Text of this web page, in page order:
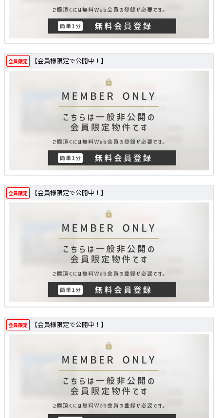
会員限定 【会員様限定で公開中！】
会員限定 【会員様限定で公開中！】
会員限定 【会員様限定で公開中！】